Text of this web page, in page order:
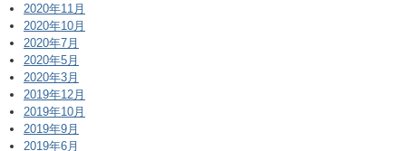
2020年11月
2020年10月
2020年7月
2020年5月
2020年3月
2019年12月
2019年10月
2019年9月
2019年6月